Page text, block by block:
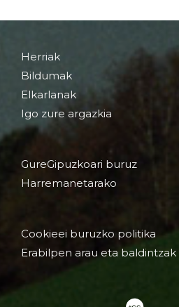
Herriak
Bildumak
Elkarlanak
Igo zure argazkia
GureGipuzkoari buruz
Harremanetarako
Cookieei buruzko politika
Erabilpen arau eta baldintzak